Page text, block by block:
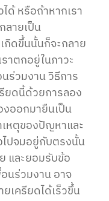
ด้ หรือถ้าหากเรา
ลายเป็น
กิดขึ้นนั้นก็จะกลาย
าตกอยู่ในภาวะ
ร่วมงาน วิธีการ
ยดนี้ด้วยการลอง
ออกมายืนเป็น
เหตุของปัญหาและ
ไปจมอยู่กับตรงนั้น
และยอมรับข้อ
นร่วมงาน อาจ
ยเครียดได้เร็วขึ้น